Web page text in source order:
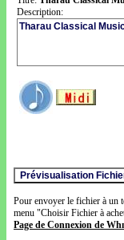
Description:
Pour envoyer le fichier à un
menu "Choisir Fichier à
Page de Connexion de